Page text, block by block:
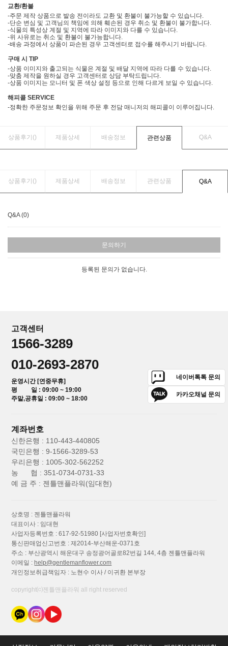
교환/환불
-주문 제작 상품으로 발송 전이라도 교환 및 환불이 불가능할 수 있습니다.
-단순 변심 및 고객님의 책임에 의해 훼손된 경우 취소 및 환불이 불가합니다.
-식물의 특성상 계절 및 지역에 따라 이미지와 다를 수 있습니다.
-위 사유로는 취소 및 환불이 불가능합니다.
-배송 과정에서 상품이 파손된 경우 고객센터로 접수를 해주시기 바랍니다.
구매 시 TIP
-상품 이미지와 출고되는 식물은 계절 및 배달 지역에 따라 다를 수 있습니다.
-맞춤 제작을 원하실 경우 고객센터로 상담 부탁드립니다.
-상품 이미지는 모니터 및 폰 색상 설정 등으로 인해 다르게 보일 수 있습니다.
해피콜 SERVICE
-정확한 주문정보 확인을 위해 주문 후 전담 매니저의 해피콜이 이루어집니다.
상품후기() 제품상세 배송정보 관련상품 Q&A
상품후기() 제품상세 배송정보 관련상품 Q&A
Q&A (0)
문의하기
등록된 문의가 없습니다.
고객센터
1566-3289
010-2693-2870
운영시간 [연중무휴]
평 일 : 09:00 ~ 19:00
주말,공휴일 : 09:00 ~ 18:00
네이버톡톡 문의
카카오채널 문의
계좌번호
신한은행 : 110-443-440805
국민은행 : 9-1566-3289-53
우리은행 : 1005-302-562252
농 협 : 351-0734-0731-33
예 금 주 : 젠틀맨플라워(임대현)
상호명 : 젠틀맨플라워
대표이사 : 임대현
사업자등록번호 : 617-92-51980 [사업자번호확인]
통신판매업신고번호 : 제2014-부산해운-0371호
주소 : 부산광역시 해운대구 송정광어골로82번길 144, 4층 젠틀맨플라워
이메일 :help@gentlemanflower.com
개인정보취급책임자 : 노현수 이사 / 이귀환 본부장
copyright⒞젠틀맨플라워 all right reserved